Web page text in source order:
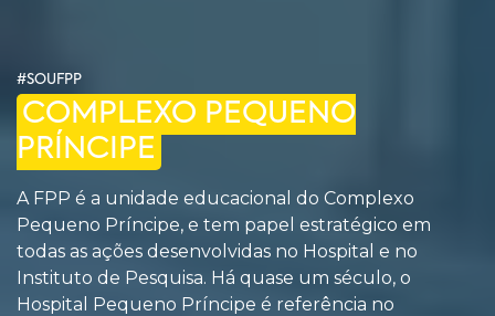
#SOUFPP
COMPLEXO PEQUENO
PRÍNCIPE
A FPP é a unidade educacional do Complexo
Pequeno Príncipe, e tem papel estratégico em
todas as ações desenvolvidas no Hospital e no
Instituto de Pesquisa. Há quase um século, o
Hospital Pequeno Príncipe é referência no